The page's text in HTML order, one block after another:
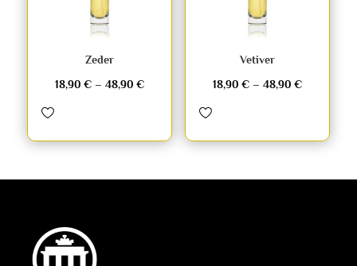
Zeder
18,90 €– 48,90 €
Vetiver
18,90 € – 48,90 €